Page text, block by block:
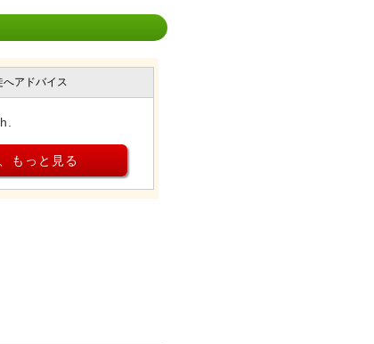
へアドバイス
もっと見る